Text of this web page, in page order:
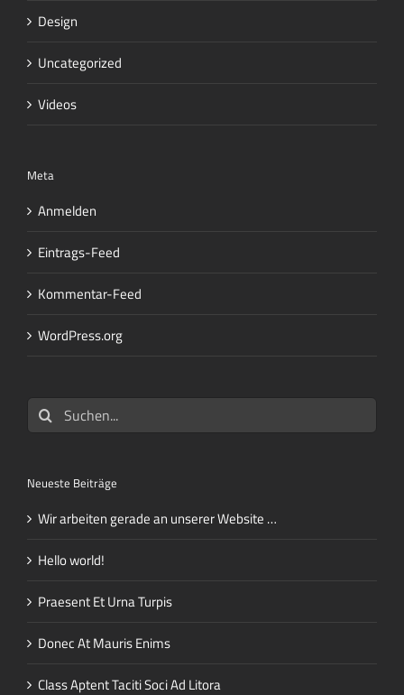
Design
Uncategorized
Videos
Meta
Anmelden
Eintrags-Feed
Kommentar-Feed
WordPress.org
Suche
nach:
Neueste Beiträge
Wir arbeiten gerade an unserer Website …
Hello world!
Praesent Et Urna Turpis
Donec At Mauris Enims
Class Aptent Taciti Soci Ad Litora